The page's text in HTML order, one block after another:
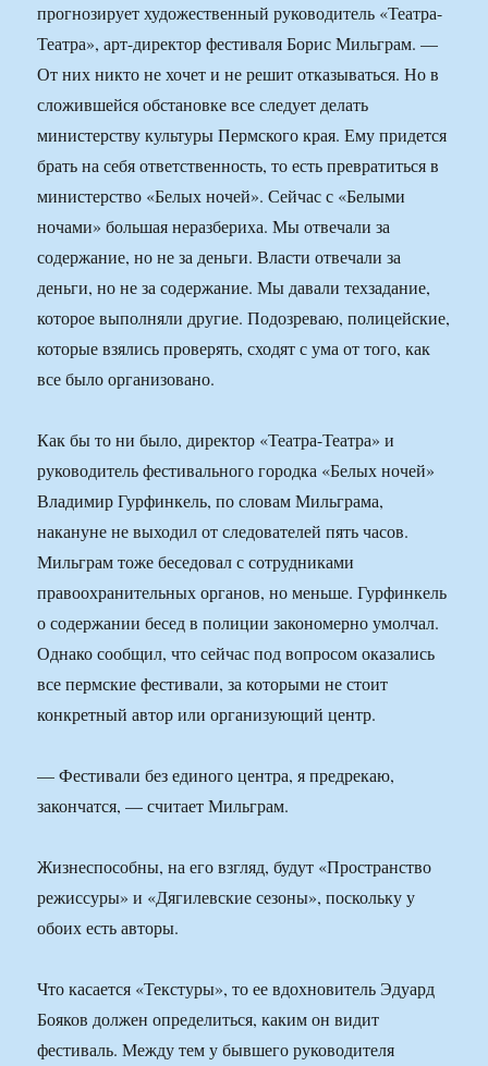
прогнозирует художественный руководитель «Театра-
Театра», арт-директор фестиваля Борис Мильграм. —
От них никто не хочет и не решит отказываться. Но в
сложившейся обстановке все следует делать
министерству культуры Пермского края. Ему придется
брать на себя ответственность, то есть превратиться в
министерство «Белых ночей». Сейчас с «Белыми
ночами» большая неразбериха. Мы отвечали за
содержание, но не за деньги. Власти отвечали за
деньги, но не за содержание. Мы давали техзадание,
которое выполняли другие. Подозреваю, полицейские,
которые взялись проверять, сходят с ума от того, как
все было организовано.
Как бы то ни было, директор «Театра-Театра» и
руководитель фестивального городка «Белых ночей»
Владимир Гурфинкель, по словам Мильграма,
накануне не выходил от следователей пять часов.
Мильграм тоже беседовал с сотрудниками
правоохранительных органов, но меньше. Гурфинкель
о содержании бесед в полиции закономерно умолчал.
Однако сообщил, что сейчас под вопросом оказались
все пермские фестивали, за которыми не стоит
конкретный автор или организующий центр.
— Фестивали без единого центра, я предрекаю,
закончатся, — считает Мильграм.
Жизнеспособны, на его взгляд, будут «Пространство
режиссуры» и «Дягилевские сезоны», поскольку у
обоих есть авторы.
Что касается «Текстуры», то ее вдохновитель Эдуард
Бояков должен определиться, каким он видит
фестиваль. Между тем у бывшего руководителя